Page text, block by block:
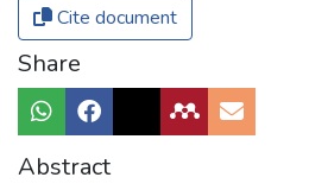
Cite document
Share
Abstract